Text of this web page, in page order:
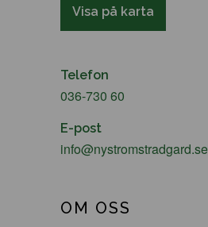
Visa på karta
Telefon
036-730 60
E-post
info@nystromstradgard.se
OM OSS